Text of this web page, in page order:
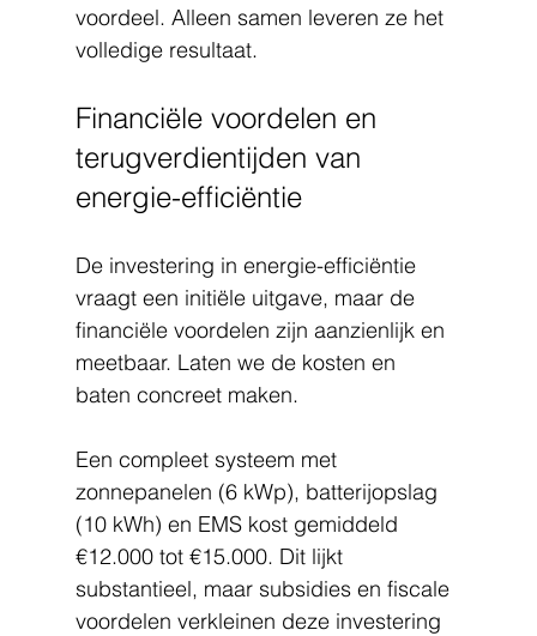
voordeel. Alleen samen leveren ze het
volledige resultaat.
Financiële voordelen en
terugverdientijden van
energie-efficiëntie
De investering in energie-efficiëntie
vraagt een initiële uitgave, maar de
financiële voordelen zijn aanzienlijk en
meetbaar. Laten we de kosten en
baten concreet maken.
Een compleet systeem met
zonnepanelen (6 kWp), batterijopslag
(10 kWh) en EMS kost gemiddeld
€12.000 tot €15.000. Dit lijkt
substantieel, maar subsidies en fiscale
voordelen verkleinen deze investering